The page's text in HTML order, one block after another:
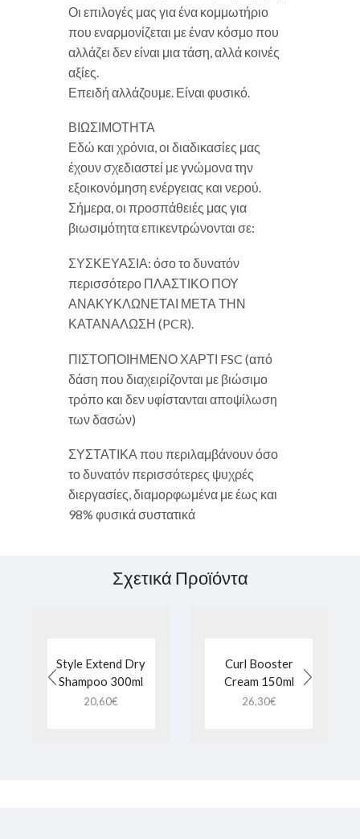
Οι επιλογές μας για ένα κομμωτήριο
που εναρμονίζεται με έναν κόσμο που
αλλάζει δεν είναι μια τάση, αλλά κοινές
αξίες.
Επειδή αλλάζουμε. Είναι φυσικό.
ΒΙΩΣΙΜΟΤΗΤΑ
Εδώ και χρόνια, οι διαδικασίες μας
έχουν σχεδιαστεί με γνώμονα την
εξοικονόμηση ενέργειας και νερού.
Σήμερα, οι προσπάθειές μας για
βιωσιμότητα επικεντρώνονται σε:
ΣΥΣΚΕΥΑΣΙΑ: όσο το δυνατόν
περισσότερο ΠΛΑΣΤΙΚΟ ΠΟΥ
ΑΝΑΚΥΚΛΩΝΕΤΑΙ ΜΕΤΑ ΤΗΝ
ΚΑΤΑΝΑΛΩΣΗ (PCR).
ΠΙΣΤΟΠΟΙΗΜΕΝΟ ΧΑΡΤΙ FSC (από
δάση που διαχειρίζονται με βιώσιμο
τρόπο και δεν υφίστανται αποψίλωση
των δασών)
ΣΥΣΤΑΤΙΚΑ που περιλαμβάνουν όσο
το δυνατόν περισσότερες ψυχρές
διεργασίες, διαμορφωμένα με έως και
98% φυσικά συστατικά
Σχετικά Προϊόντα
Style Extend Dry
Shampoo 300ml
20,60€
Curl Booster
Cream 150ml
26,30€